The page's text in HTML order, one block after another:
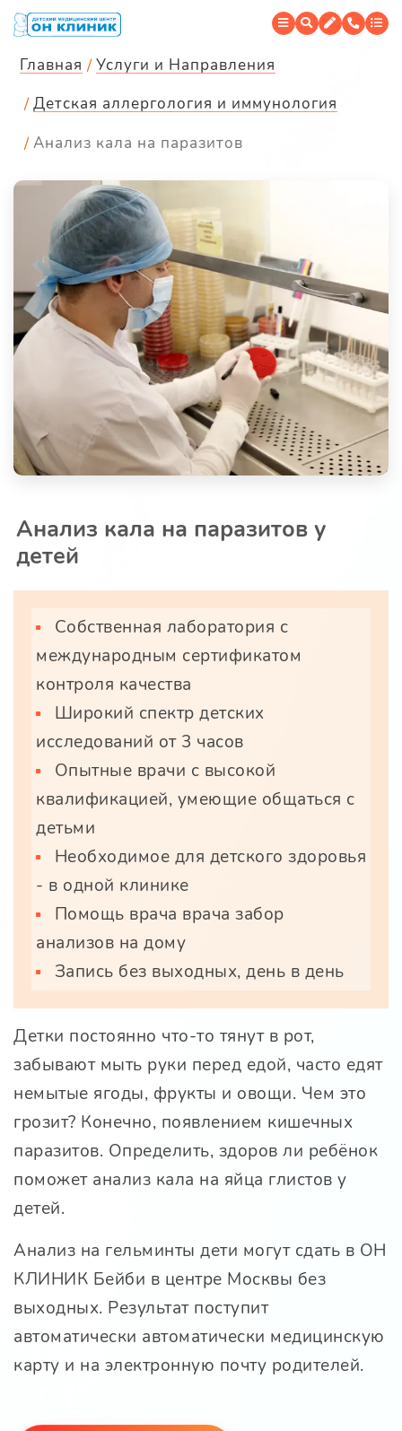
Главная
Услуги и Направления
Детская аллергология и иммунология
Анализ кала на паразитов
Анализ кала на паразитов у
детей
Собственная лаборатория с
международным сертификатом
контроля качества
Широкий спектр детских
исследований от 3 часов
Опытные врачи с высокой
квалификацией, умеющие общаться с
детьми
Необходимое для детского здоровья
- в одной клинике
Помощь врача врача забор
анализов на дому
Запись без выходных, день в день
Детки постоянно что-то тянут в рот,
забывают мыть руки перед едой, часто едят
немытые ягоды, фрукты и овощи. Чем это
грозит? Конечно, появлением кишечных
паразитов. Определить, здоров ли ребёнок
поможет анализ кала на яйца глистов у
детей.
Анализ на гельминты дети могут сдать в ОН
КЛИНИК Бейби в центре Москвы без
выходных. Результат поступит
автоматически автоматически медицинскую
карту и на электронную почту родителей.